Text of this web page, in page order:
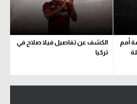
أمم
الكشف عن تفاصيل فيلا صلاح في
تركيا